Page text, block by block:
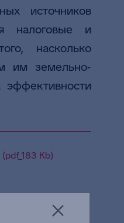
источников
налоговые и
насколько
им земельно-
Kb)